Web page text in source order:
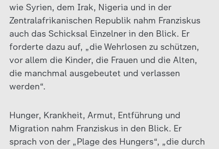
wie Syrien, dem Irak, Nigeria und in der
Zentralafrikanischen Republik nahm Franziskus
auch das Schicksal Einzelner in den Blick. Er
forderte dazu auf, „die Wehrlosen zu schützen,
vor allem die Kinder, die Frauen und die Alten,
die manchmal ausgebeutet und verlassen
werden“.
Hunger, Krankheit, Armut, Entführung und
Migration nahm Franziskus in den Blick. Er
sprach von der „Plage des Hungers“, „die durch